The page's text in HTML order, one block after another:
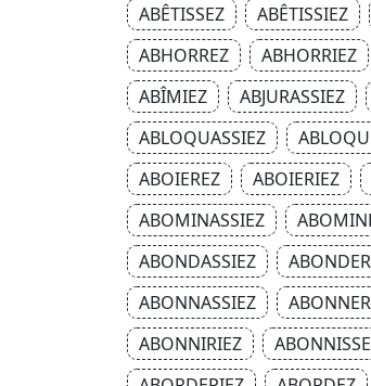
ABÊTISSEZ
ABÊTISSIEZ
ABHORREZ
ABHORRIEZ
ABÎMIEZ
ABJURASSIEZ
ABLOQUASSIEZ
ABOIEREZ
ABOIERIEZ
ABOMINASSIEZ
ABONDASSIEZ
ABONNASSIEZ
ABONNIRIEZ